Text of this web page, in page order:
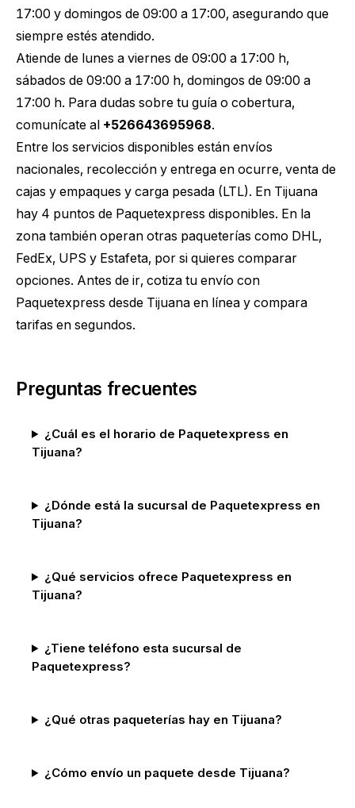
17:00 y domingos de 09:00 a 17:00, asegurando que
siempre estés atendido.
Atiende de lunes a viernes de 09:00 a 17:00 h,
sábados de 09:00 a 17:00 h, domingos de 09:00 a
17:00 h. Para dudas sobre tu guía o cobertura,
comunícate al +526643695968.
Entre los servicios disponibles están envíos
nacionales, recolección y entrega en ocurre, venta de
cajas y empaques y carga pesada (LTL). En Tijuana
hay 4 puntos de Paquetexpress disponibles. En la
zona también operan otras paqueterías como DHL,
FedEx, UPS y Estafeta, por si quieres comparar
opciones. Antes de ir, cotiza tu envío con
Paquetexpress desde Tijuana en línea y compara
tarifas en segundos.
Preguntas frecuentes
¿Cuál es el horario de Paquetexpress en
Tijuana?
¿Dónde está la sucursal de Paquetexpress en
Tijuana?
¿Qué servicios ofrece Paquetexpress en
Tijuana?
¿Tiene teléfono esta sucursal de
Paquetexpress?
¿Qué otras paqueterías hay en Tijuana?
¿Cómo envío un paquete desde Tijuana?